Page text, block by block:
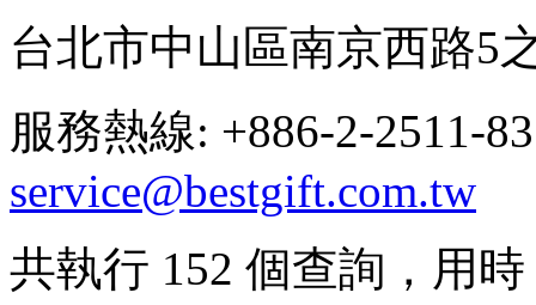
台北市中山區南京西路5
服務熱線: +886-2-
service@bestgift.com.tw
共執行 152 個查詢，用